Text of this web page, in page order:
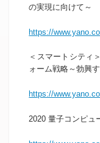
の実現に向けて～
https://
＜スマートシティ
ォーム戦略～勃興
https://
2020 量子コンピュ